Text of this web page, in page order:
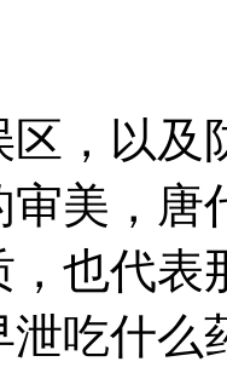
，以及
美，唐
也代表
泄吃什